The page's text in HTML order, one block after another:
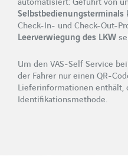
Aktuelles
Blog
Events & Webinare
WebCast Aufzeichnungen
automatisiert: Geführt von
Selbstbedienungsterminals
Check-In- und Check-Out-
Leerverwiegung des LKW
Um den VAS-Self Service
der Fahrer nur einen QR-
Lieferinformationen enthält,
Identifikationsmethode.